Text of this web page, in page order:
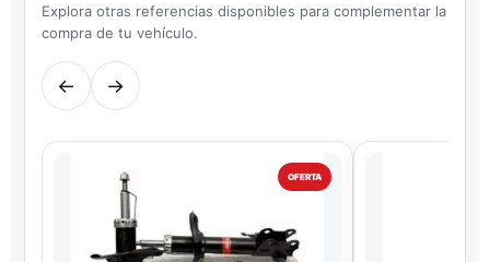
Explora otras referencias disponibles para complementar la
compra de tu vehículo.
← →
OFERTA